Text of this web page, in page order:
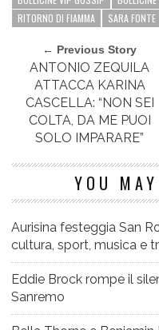
RITORNO DI FIAMMA
SARA FONTE
← Previous Story
ANTONIO ZEQUILA
ATTACCA KARINA
CASCELLA: “NON SEI
COLTA, DA ME PUOI
SOLO IMPARARE”
YOU
Aurisina festeggia San
cultura, sport, musica e
Eddie Brock rompe il
Sanremo